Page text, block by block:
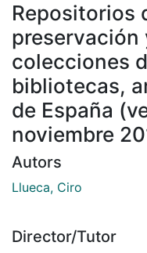
Repositorios
preservación
colecciones
bibliotecas,
de España
noviembre
Autors
Llueca, Ciro
Director/Tutor